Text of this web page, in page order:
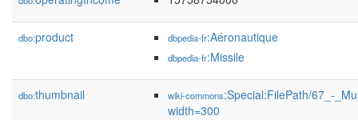
dbo:product dbpedia-fr:Aéronautique
dbpedia-fr:Missile
dbo:thumbnail wiki-commons:Special:FilePath/67_-
width=300